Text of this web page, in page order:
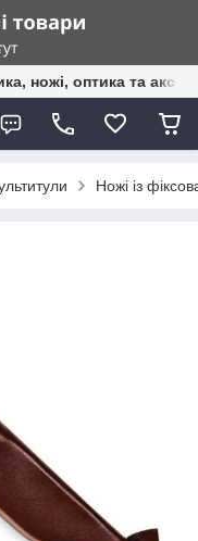
ножі, оптика та
Ножі із